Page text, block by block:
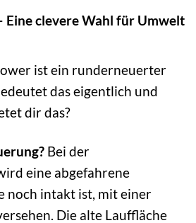
Eine clevere Wahl für Umwelt
ist ein runderneuerter
das eigentlich und
dir das?
Bei der
eine abgefahrene
noch intakt ist, mit einer
Die alte Lauffläche